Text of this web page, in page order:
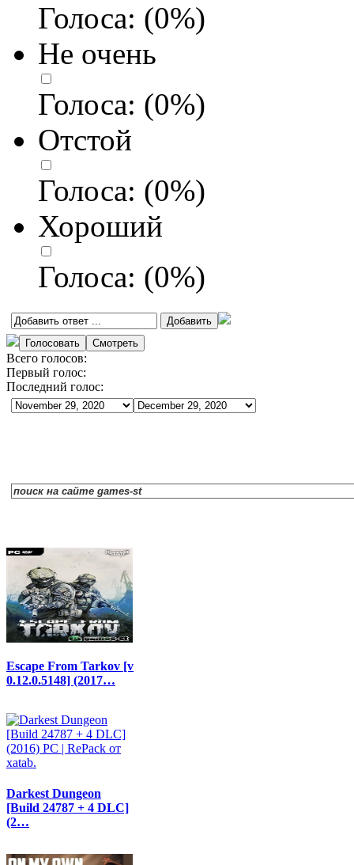
Голоса: (0%)
Не очень
Голоса: (0%)
Отстой
Голоса: (0%)
Хороший
Голоса: (0%)
Всего голосов:
Первый голос:
Последний голос:
Escape From Tarkov [v
0.12.0.5148] (2017…
Darkest Dungeon
[Build 24787 + 4 DLC]
(2…